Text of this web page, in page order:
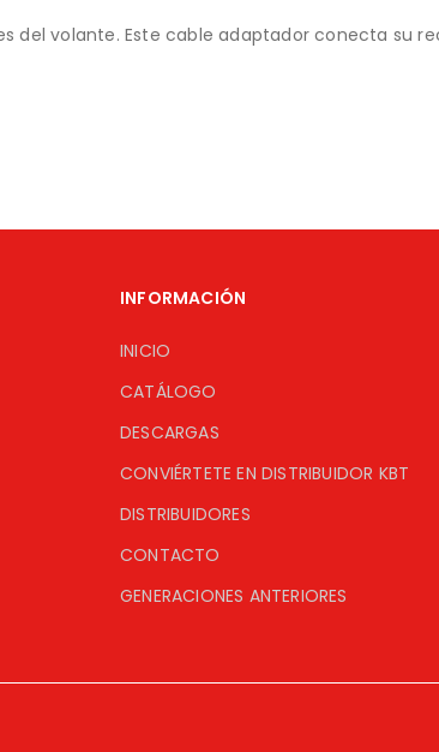
del volante. Este cable adaptador conecta su
INFORMACIÓN
INICIO
CATÁLOGO
DESCARGAS
CONVIÉRTETE EN DISTRIBUIDOR KBT
DISTRIBUIDORES
CONTACTO
GENERACIONES ANTERIORES